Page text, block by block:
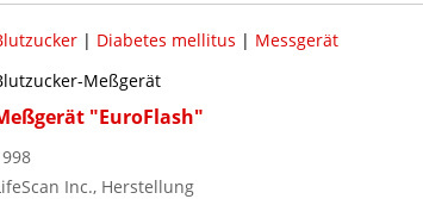
| Diabetes mellitus | Messgerät
Meßgerät
"EuroFlash"
Inc., Herstellung